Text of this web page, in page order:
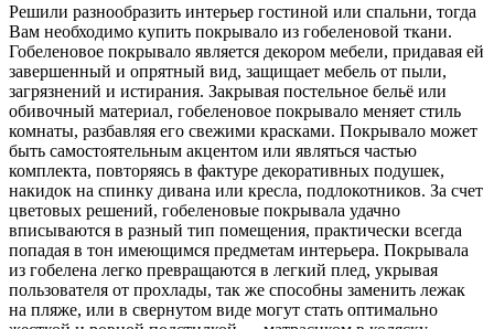
Решили разнообразить интерьер гостиной или спальни, тогда
Вам необходимо купить покрывало из гобеленовой ткани.
Гобеленовое покрывало является декором мебели, придавая ей
завершенный и опрятный вид, защищает мебель от пыли,
загрязнений и истирания. Закрывая постельное бельё или
обивочный материал, гобеленовое покрывало меняет стиль
комнаты, разбавляя его свежими красками. Покрывало может
быть самостоятельным акцентом или являться частью
комплекта, повторяясь в фактуре декоративных подушек,
накидок на спинку дивана или кресла, подлокотников. За счет
цветовых решений, гобеленовые покрывала удачно
вписываются в разный тип помещения, практически всегда
попадая в тон имеющимся предметам интерьера. Покрывала
из гобелена легко превращаются в легкий плед, укрывая
пользователя от прохлады, так же способны заменить лежак
на пляже, или в свернутом виде могут стать оптимально